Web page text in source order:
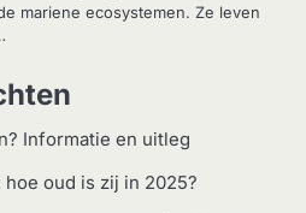
mariene ecosystemen. Ze leven
Informatie en uitleg
oud is zij in 2025?